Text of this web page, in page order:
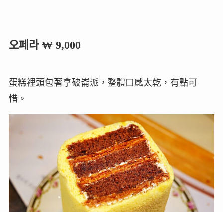
오페라 ₩ 9,000
蛋糕裡頭包著拿破崙派，整體口感太乾，有點可
惜。